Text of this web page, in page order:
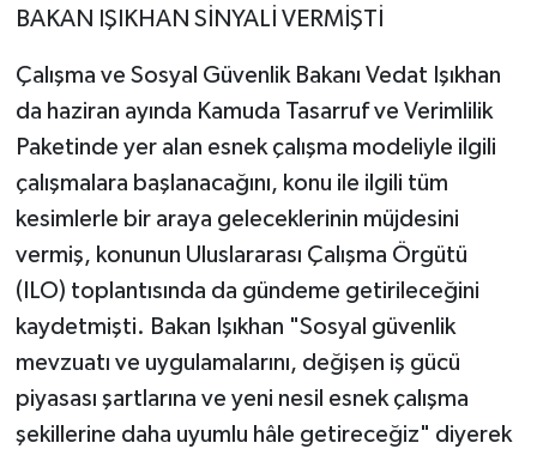
BAKAN IŞIKHAN SİNYALİ VERMİŞTİ
Çalışma ve Sosyal Güvenlik Bakanı Vedat Işıkhan
da haziran ayında Kamuda Tasarruf ve Verimlilik
Paketinde yer alan esnek çalışma modeliyle ilgili
çalışmalara başlanacağını, konu ile ilgili tüm
kesimlerle bir araya geleceklerinin müjdesini
vermiş, konunun Uluslararası Çalışma Örgütü
(ILO) toplantısında da gündeme getirileceğini
kaydetmişti. Bakan Işıkhan "Sosyal güvenlik
mevzuatı ve uygulamalarını, değişen iş gücü
piyasası şartlarına ve yeni nesil esnek çalışma
şekillerine daha uyumlu hâle getireceğiz" diyerek